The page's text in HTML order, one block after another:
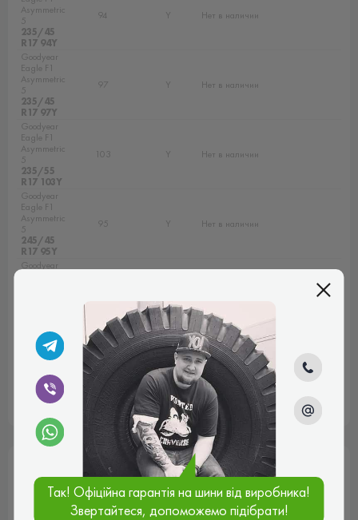
Asymmetric
5
235/45
R17 94Y
94 Y Нет в наличии
Goodyear
Eagle F1
Asymmetric
5
235/45
R17 97Y
97 Y Нет в наличии
Goodyear
Eagle F1
Asymmetric
5
235/55
R17 103Y
103 Y Нет в наличии
Goodyear
Eagle F1
Asymmetric
5
245/45
R17 95Y
95 Y Нет в наличии
Goodyear
Goodyear
Eagle F1
Asymmetric
245/55
R17 106H
106 H Нет в наличии
Пока нет комментариев
Так! Офіційна гарантія на шини від виробника!
Звертайтеся, допоможемо підібрати!